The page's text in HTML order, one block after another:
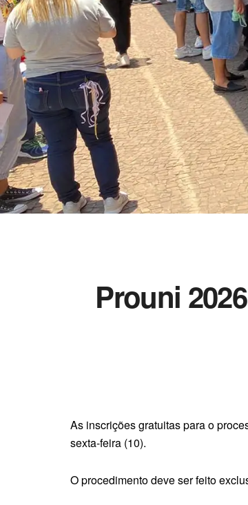
Prouni
As inscrições gratuitas para o
sexta-feira (10).
O procedimento deve ser feito